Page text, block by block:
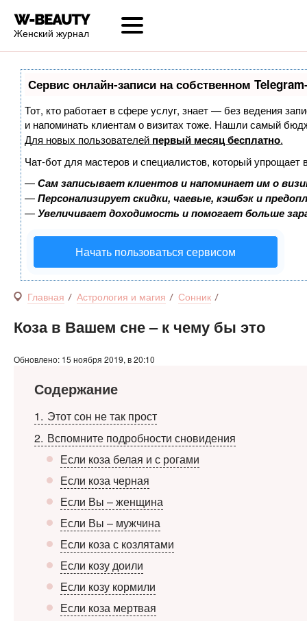
Женский журнал
Сервис онлайн-записи на собственном
Тот, кто работает в сфере услуг, знает — без ведения
и напоминать клиентам о визитах тоже. Нашли самый
Для новых пользователей первый месяц бесплатно.
Чат-бот для мастеров и специалистов, который упрощает
—Сам записывает клиентов и напоминает им о
—Персонализирует скидки, чаевые, кэшбэк и
—Увеличивает доходимость и помогает больше
Начать пользоваться сервисом
Главная Астрология и магия Сонник
Коза в Вашем сне – к чему бы это
Обновлено: 15 ноября 2019, в 20:10
Содержание
1
Этот сон не так прост
2 Вспомните подробности сновидения
Если коза белая и с рогами
Если коза черная
Если Вы – женщина
Если Вы – мужчина
Если коза с козлятами
Если козу доили
Если козу кормили
Если коза мертвая